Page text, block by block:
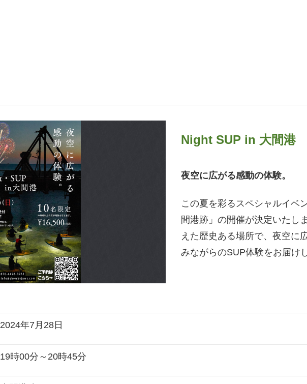
Night SUP in 大間港
夜空に広がる感動の体験。
この夏を彩るスペシャルイベ
間港跡」の開催が決定いたし
えた歴史ある場所で、夜空に
みながらのSUP体験をお届け
2024年7月28日
19時00分～20時45分